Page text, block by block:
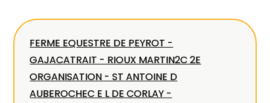
FERME EQUESTRE DE PEYROT -
GAJACATRAIT - RIOUX MARTIN2C 2E
ORGANISATION - ST ANTOINE D
AUBEROCHEC E L DE CORLAY -